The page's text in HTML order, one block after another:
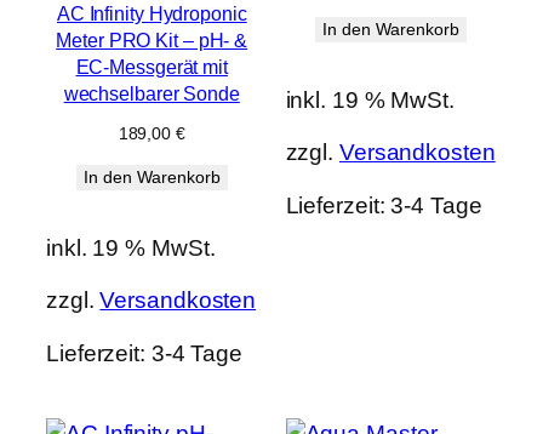
AC Infinity Hydroponic
Meter PRO Kit – pH- &
EC-Messgerät mit
wechselbarer Sonde
189,00 €
In den Warenkorb
inkl. 19 % MwSt.
zzgl.Versandkosten
Lieferzeit: 3-4 Tage
In den Warenkorb
inkl. 19 % MwSt.
zzgl. Versandkosten
Lieferzeit:3-4 Tage